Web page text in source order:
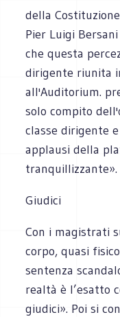
della
Pier Luigi
che questa
dirigente riunita
all'Auditorium.
solo compito
classe dirigente
applausi della
tranquillizzante».
Giudici
Con i magistrati
corpo, quasi
sentenza
realtà è l’esatto
giudici». Poi si